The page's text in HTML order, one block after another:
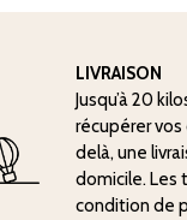
LIVRAISON
Jusqu’à 20
récupérer
delà, une
domicile. Les
condition de